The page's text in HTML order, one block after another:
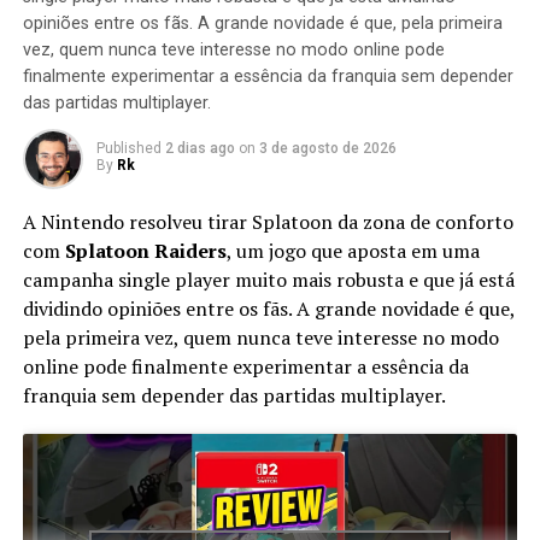
Assim, o iPhone 11 possui 6,1 polegadas e vem com o
entalhe parte frontal, por conta dos sensores do Face
ID.
Em 2019, a linha iPhone conta com novas opções de
cores, tais como violeta, branco, verde, amarelo, preto e
vermelho.
A mudança para a câmera traseira dupla muda a
impressão que temos do iPhone 11, que lembra muitos
dos aparelhos da Huawei e, recentemente, da Motorola.
Agora, o dispositivo possui uma lente ultra-angular.
iPhone 11 Pro e iPhone Pro Max
Já o iPhone Pro foi anunciado com câmera tripla, que
ocupa boa parte da traseira do aparelho, porém, o visual
pode não cair nas graças de todos os usuários – assim
como aconteceu com o entalhe na parte frontal da tela
opiniões entre os fãs. A grande novidade é que, pela primeira
vez, quem nunca teve interesse no modo online pode
finalmente experimentar a essência da franquia sem depender
das partidas multiplayer.
Published 2 dias ago on 3 de agosto de 2026
By Rk
A Nintendo resolveu tirar Splatoon da zona de conforto
com Splatoon Raiders, um jogo que aposta em uma
campanha single player muito mais robusta e que já está
dividindo opiniões entre os fãs. A grande novidade é que,
pela primeira vez, quem nunca teve interesse no modo
online pode finalmente experimentar a essência da
franquia sem depender das partidas multiplayer.